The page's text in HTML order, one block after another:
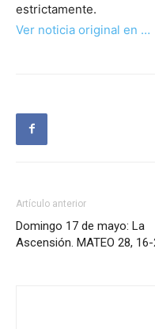
estrictamente.
Ver noticia original en …
Artículo anterior
Domingo 17 de mayo: La
Ascensión. MATEO 28,